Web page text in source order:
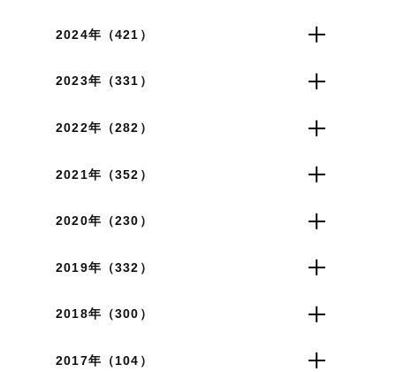
2024年（421）
2023年（331）
2022年（282）
2021年（352）
2020年（230）
2019年（332）
2018年（300）
2017年（104）